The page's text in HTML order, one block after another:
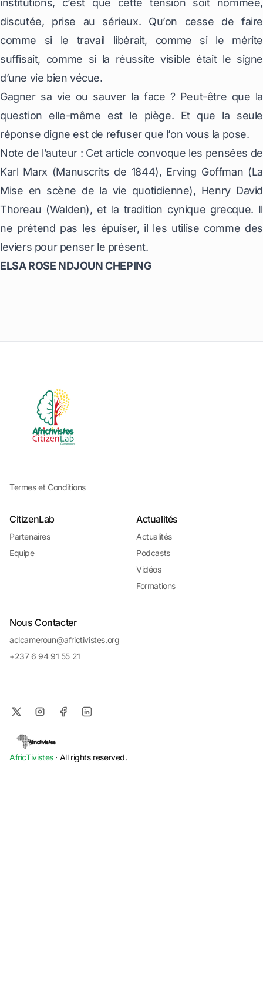
institutions, c’est que cette tension soit nommée,
discutée, prise au sérieux. Qu’on cesse de faire
comme si le travail libérait, comme si le mérite
suffisait, comme si la réussite visible était le signe
d’une vie bien vécue.
Gagner sa vie ou sauver la face ? Peut-être que la
question elle-même est le piège. Et que la seule
réponse digne est de refuser que l’on vous la pose.
Note de l’auteur : Cet article convoque les pensées de
Karl Marx (Manuscrits de 1844), Erving Goffman (La
Mise en scène de la vie quotidienne), Henry David
Thoreau (Walden), et la tradition cynique grecque. Il
ne prétend pas les épuiser, il les utilise comme des
leviers pour penser le présent.
ELSA ROSE NDJOUN CHEPING
Termes et Conditions
CitizenLab
Partenaires
Equipe
Actualités
Actualités
Podcasts
Vidéos
Formations
Nous Contacter
aclcameroun@africtivistes.org
+237 6 94 91 55 21
AfricTivistes· All rights reserved.